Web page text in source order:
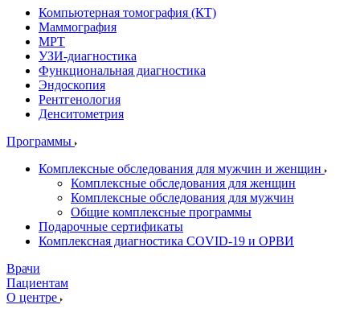
Компьютерная томография (КТ)
Маммография
МРТ
УЗИ-диагностика
Функциональная диагностика
Эндоскопия
Рентгенология
Денситометрия
Программы
Комплексные обследования для мужчин и женщин
Комплексные обследования для женщин
Комплексные обследования для мужчин
Общие комплексные программы
Подарочные сертификаты
Комплексная диагностика COVID-19 и ОРВИ
Врачи
Пациентам
О центре